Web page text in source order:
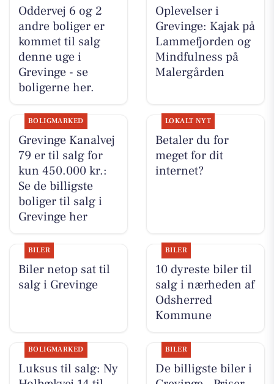
Oddervej 6 og 2
andre boliger er
kommet til salg
denne uge i
Grevinge - se
boligerne her.
Oplevelser i
Grevinge: Kajak på
Lammefjorden og
Mindfulness på
Malergården
BOLIGMARKED
Grevinge Kanalvej
79 er til salg for
kun 450.000 kr.:
Se de billigste
boliger til salg i
Grevinge her
LOKALT NYT
Betaler du for
meget for dit
internet?
BILER
Biler netop sat til
salg i Grevinge
BILER
10 dyreste biler til
salg i nærheden af
Odsherred
Kommune
BOLIGMARKED
Luksus til salg: Ny
BILER
De billigste biler i